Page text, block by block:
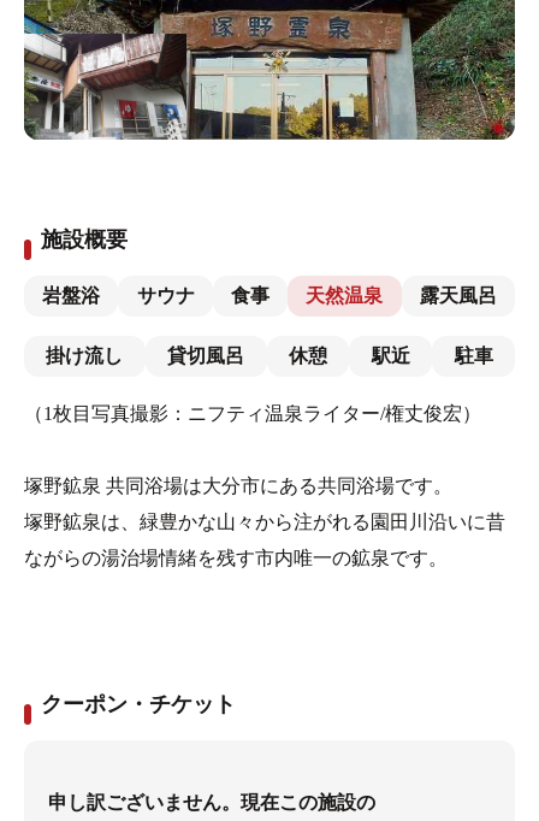
施設概要
岩盤浴 サウナ 食事 天然温泉 露天風呂
掛け流し 貸切風呂 休憩 駅近 駐車
（1枚目写真撮影：ニフティ温泉ライター/権丈俊宏）
塚野鉱泉 共同浴場は大分市にある共同浴場です。
塚野鉱泉は、緑豊かな山々から注がれる園田川沿いに昔
ながらの湯治場情緒を残す市内唯一の鉱泉です。
クーポン・チケット
申し訳ございません。現在この施設の